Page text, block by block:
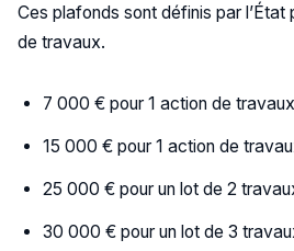
Ces plafonds sont définis par
de travaux.
7 000 € pour 1 action de
15 000 € pour 1 action de
25 000 € pour un lot de 2
30 000 € pour un lot de 3